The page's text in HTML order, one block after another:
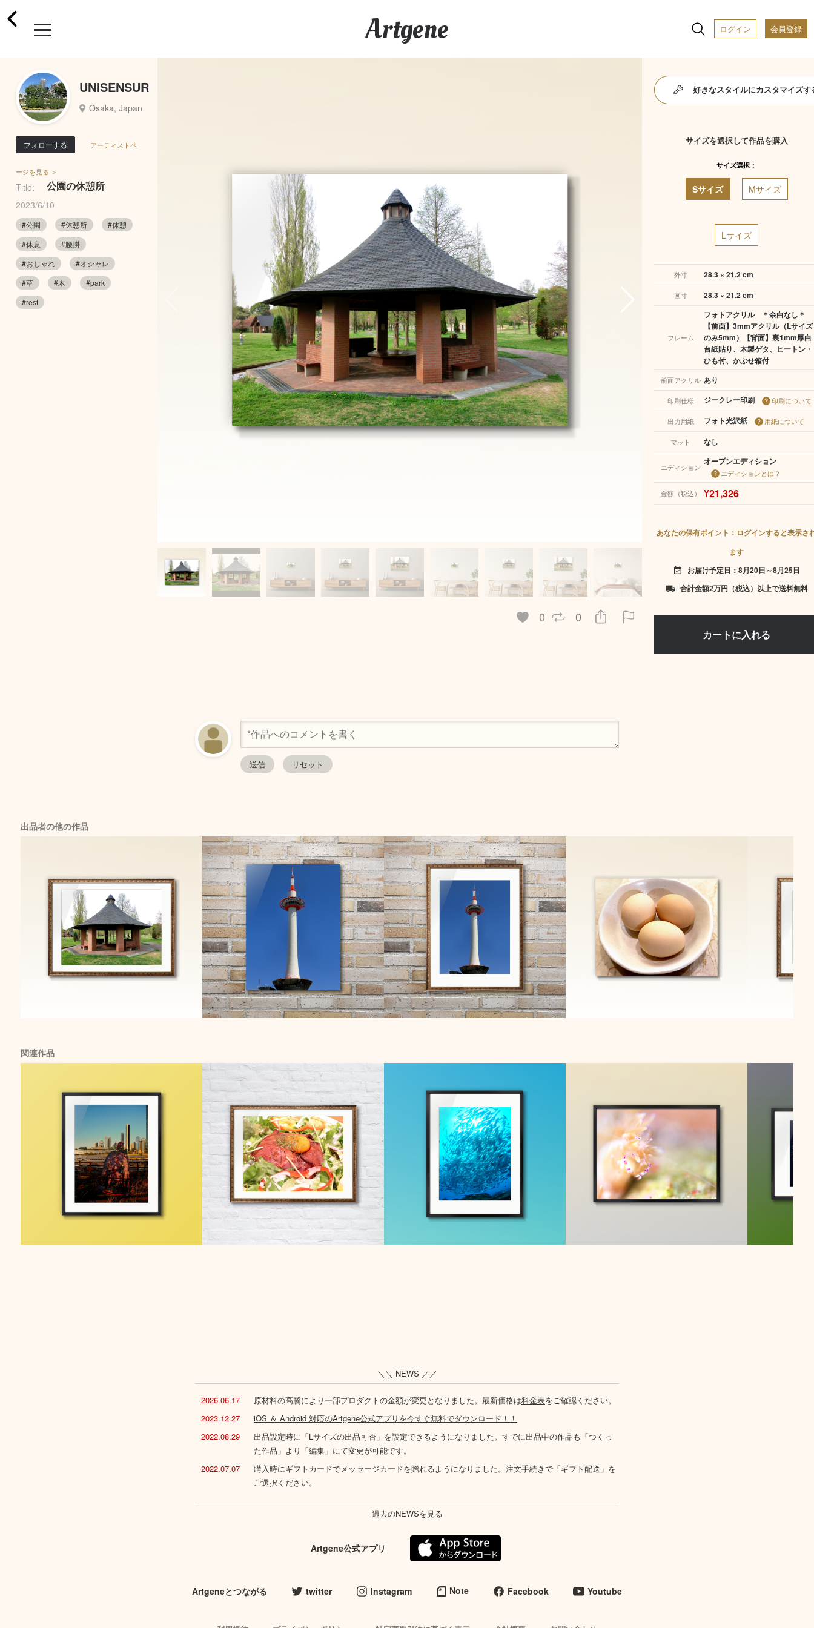
Artgene ログイン 会員登録
0 0
UNISENSUR
Osaka, Japan
フォローする アーティストペ
ージを見る ＞
Title: 公園の休憩所
2023/6/10
#公園 #休憩所
#休憩
#休息
#腰掛
#おしゃれ
#オシャレ
#草
#木
#park
#rest
好きなスタイルにカスタマイズす
サイズを選択して作品を購入
サイズ選択：
Sサイズ Mサイズ
Lサイズ
外寸 28.3 × 21.2 cm
画寸 28.3 × 21.2 cm
フレーム
フォトアクリル ＊余白なし＊
【前面】3mmアクリル（Lサイズ
のみ5mm）【背面】裏1mm厚白
台紙貼り、木製ゲタ、ヒートン・
ひも付、かぶせ箱付
前面アクリル あり
印刷仕様 ジークレー印刷 印刷について
出力用紙 フォト光沢紙 用紙について
マット なし
エディション
オープンエディション
エディションとは？
金額（税込） ¥21,326
あなたの保有ポイント：ログインすると表示さ
ます
event_available お届け予定日：8月20日～8月25日
local_shipping 合計金額2万円（税込）以上で送料無料
出品者の他の作品
関連作品
＼＼ NEWS ／／
2026.06.17 原材料の高騰により一部プロダクトの金額が変更となりました。最新価格は料金表をご確認ください。
2023.12.27
iOS ＆ Android 対応のArtgene公式アプリを今すぐ無料でダウンロード！！
2022.08.29
出品設定時に「Lサイズの出品可否」を設定できるようになりました。すでに出品中の作品も「つくっ
た作品」より「編集」にて変更が可能です。
2022.07.07
購入時にギフトカードでメッセージカードを贈れるようになりました。注文手続きで「ギフト配送」を
ご選択ください。
過去のNEWSを見る
Artgene公式アプリ
Artgeneとつながる twitter Instagram Note Facebook Youtube